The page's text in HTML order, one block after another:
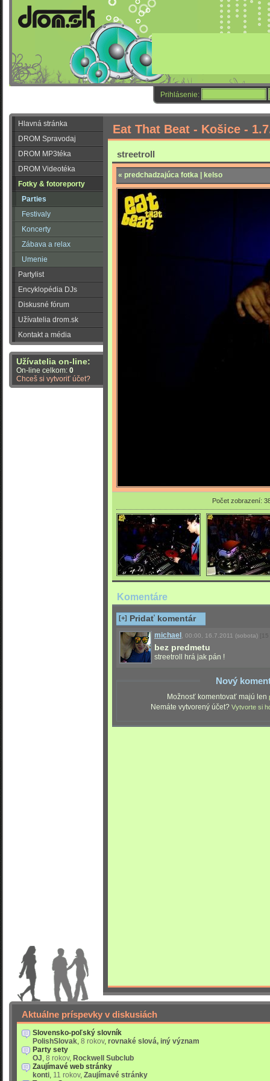
Prihlásenie:
Hlavná stránka
DROM Spravodaj
DROM MP3téka
DROM Videotéka
Fotky & fotoreporty
Parties
Festivaly
Koncerty
Zábava a relax
Umenie
Partylist
Encyklopédia DJs
Diskusné fórum
Užívatelia drom.sk
Kontakt a média
Užívatelia on-line:
On-line celkom: 0
Chceš si vytvoriť účet?
Eat That Beat - Košice -
streetroll
« predchadzajúca fotka | kelso
Počet zobrazení:
Komentáre
[+] Pridať komentár
michael 00:00, 16.7.2011 (sobota) [15
bez predmetu
streetroll hrá jak pán !
Nový
Možnosť komentovať majú len
Nemáte vytvorený účet? Vytvorte si
Aktuálne príspevky v diskusiách
Slovensko-poľský slovník
PolishSlovak, 8 rokov, rovnaké slová, iný význam
Party sety
OJ, 8 rokov, Rockwell Subclub
Zaujímavé web stránky
konti, 11 rokov, Zaujímavé stránky